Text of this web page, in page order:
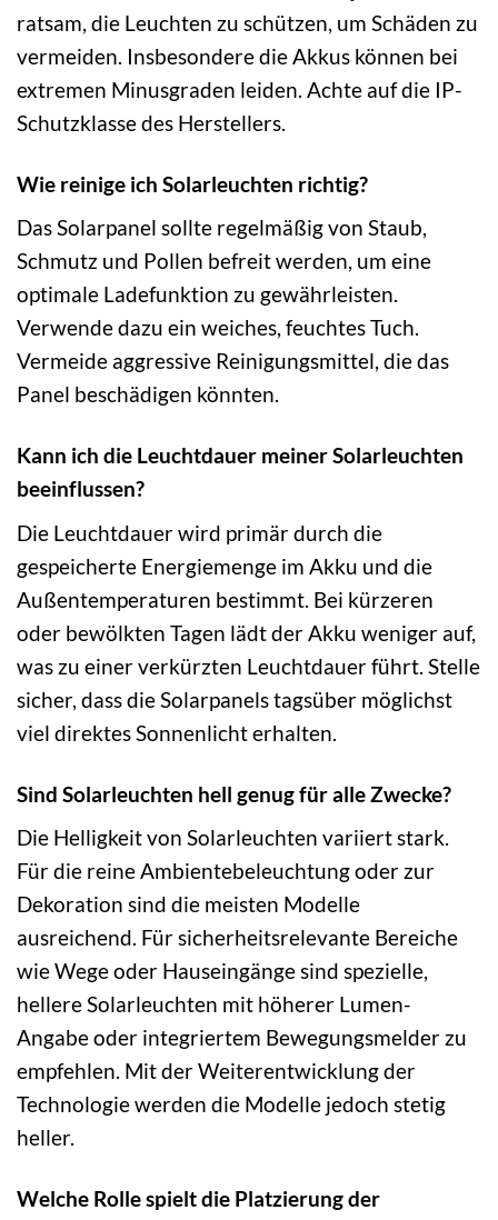
ratsam, die Leuchten zu schützen, um Schäden zu
vermeiden. Insbesondere die Akkus können bei
extremen Minusgraden leiden. Achte auf die IP-
Schutzklasse des Herstellers.
Wie reinige ich Solarleuchten richtig?
Das Solarpanel sollte regelmäßig von Staub,
Schmutz und Pollen befreit werden, um eine
optimale Ladefunktion zu gewährleisten.
Verwende dazu ein weiches, feuchtes Tuch.
Vermeide aggressive Reinigungsmittel, die das
Panel beschädigen könnten.
Kann ich die Leuchtdauer meiner Solarleuchten
beeinflussen?
Die Leuchtdauer wird primär durch die
gespeicherte Energiemenge im Akku und die
Außentemperaturen bestimmt. Bei kürzeren
oder bewölkten Tagen lädt der Akku weniger auf,
was zu einer verkürzten Leuchtdauer führt. Stelle
sicher, dass die Solarpanels tagsüber möglichst
viel direktes Sonnenlicht erhalten.
Sind Solarleuchten hell genug für alle Zwecke?
Die Helligkeit von Solarleuchten variiert stark.
Für die reine Ambientebeleuchtung oder zur
Dekoration sind die meisten Modelle
ausreichend. Für sicherheitsrelevante Bereiche
wie Wege oder Hauseingänge sind spezielle,
hellere Solarleuchten mit höherer Lumen-
Angabe oder integriertem Bewegungsmelder zu
empfehlen. Mit der Weiterentwicklung der
Technologie werden die Modelle jedoch stetig
heller.
Welche Rolle spielt die Platzierung der